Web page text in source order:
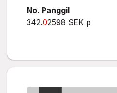
No. Panggil
342.02598 SEK p